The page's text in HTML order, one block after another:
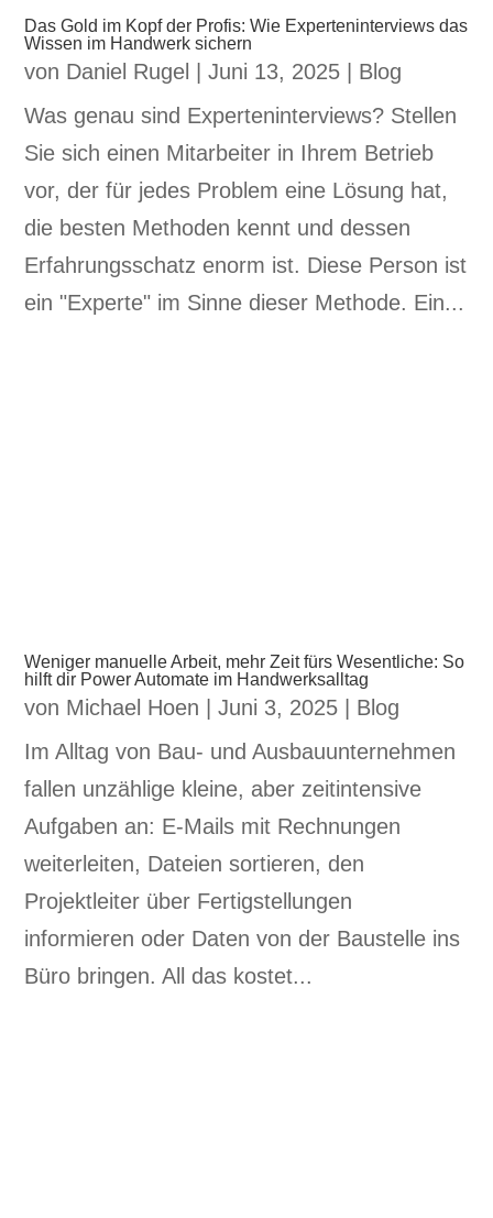
Das Gold im Kopf der Profis: Wie Experteninterviews das
Wissen im Handwerk sichern
von Daniel Rugel |Juni 13, 2025
Blog
Was genau sind Experteninterviews? Stellen
Sie sich einen Mitarbeiter in Ihrem Betrieb
vor, der für jedes Problem eine Lösung hat,
die besten Methoden kennt und dessen
Erfahrungsschatz enorm ist. Diese Person ist
ein "Experte" im Sinne dieser Methode. Ein...
Weniger manuelle Arbeit, mehr Zeit fürs Wesentliche: So
hilft dir Power Automate im Handwerksalltag
von Michael Hoen |Juni 3, 2025
Blog
Im Alltag von Bau- und Ausbauunternehmen
fallen unzählige kleine, aber zeitintensive
Aufgaben an: E-Mails mit Rechnungen
weiterleiten, Dateien sortieren, den
Projektleiter über Fertigstellungen
informieren oder Daten von der Baustelle ins
Büro bringen. All das kostet...